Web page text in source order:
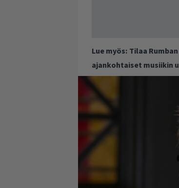
Lue myös: Tilaa
ajankohtaiset musiikin